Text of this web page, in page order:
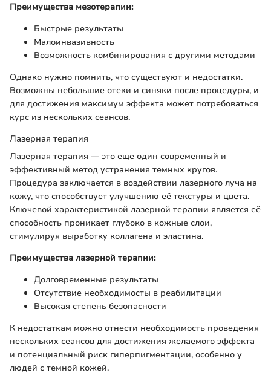
Преимущества мезотерапии:
Быстрые результаты
Малоинвазивность
Возможность комбинирования с другими методами
Однако нужно помнить, что существуют и недостатки.
Возможны небольшие отеки и синяки после процедуры, и
для достижения максимум эффекта может потребоваться
курс из нескольких сеансов.
Лазерная терапия
Лазерная терапия — это еще один современный и
эффективный метод устранения темных кругов.
Процедура заключается в воздействии лазерного луча на
кожу, что способствует улучшению её текстуры и цвета.
Ключевой характеристикой лазерной терапии является её
способность проникает глубоко в кожные слои,
стимулируя выработку коллагена и эластина.
Преимущества лазерной терапии:
Долговременные результаты
Отсутствие необходимосты в реабилитации
Высокая степень безопасности
К недостаткам можно отнести необходимость проведения
нескольких сеансов для достижения желаемого эффекта
и потенциальный риск гиперпигментации, особенно у
людей с темной кожей.